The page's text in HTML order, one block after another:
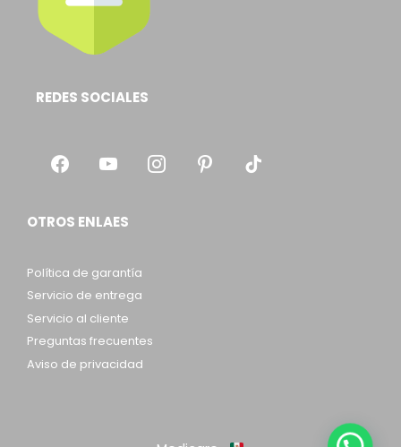
REDES SOCIALES
OTROS ENLAES
Política de garantía
Servicio de entrega
Servicio al cliente
Preguntas frecuentes
Aviso de privacidad